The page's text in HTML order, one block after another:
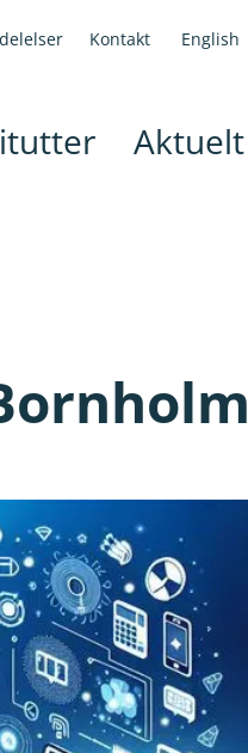
Kontakt English
Aktuelt